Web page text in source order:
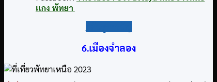
แกง พัทยา
6.เมืองจําลอง